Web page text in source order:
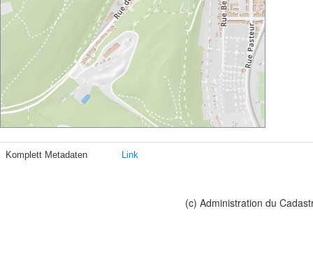
Komplett Metadaten Link
(c) Administration du